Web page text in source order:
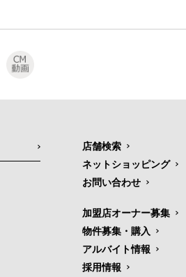
店舗検索
ネットショッピング
お問い合わせ
加盟店オーナー募集
物件募集・購入
アルバイト情報
採用情報